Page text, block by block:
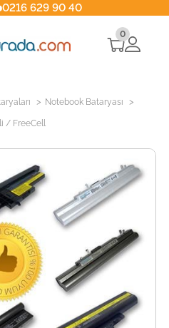
0216 629 90 40
0
> Notebook Bataryası >
/ FreeCell